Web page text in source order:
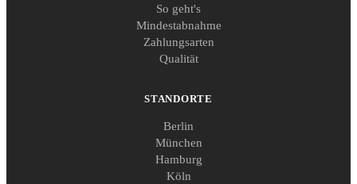
So geht's
Mindestabnahme
Zahlungsarten
Qualität
STANDORTE
Berlin
München
Hamburg
Köln